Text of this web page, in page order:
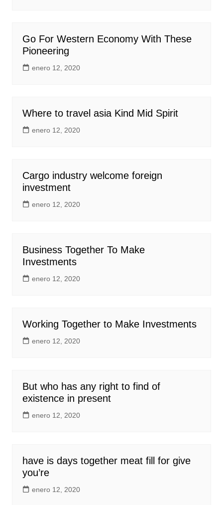
Go For Western Economy With These
Pioneering
enero 12, 2020
Where to travel asia Kind Mid Spirit
enero 12, 2020
Cargo industry welcome foreign
investment
enero 12, 2020
Business Together To Make
Investments
enero 12, 2020
Working Together to Make Investments
enero 12, 2020
But who has any right to find of
existence in present
enero 12, 2020
have is days together meat fill for give
you’re
enero 12, 2020